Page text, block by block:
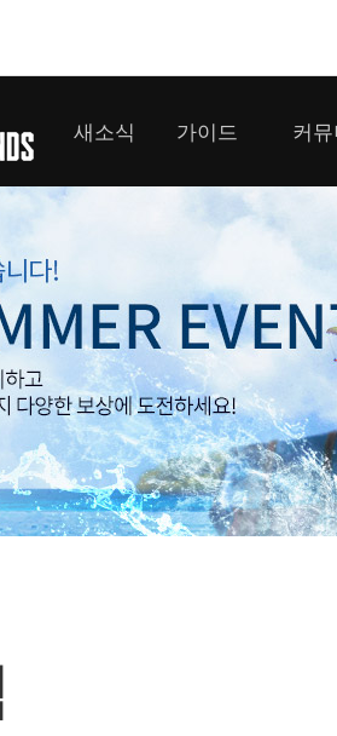
오브 가디언즈
배틀그라
패스 오브
패스 오브
티 더비
서비스
내정보
보안센터
새소식
이벤트
업데이트
대회소식
가이드 커
플레이
클랜
모집